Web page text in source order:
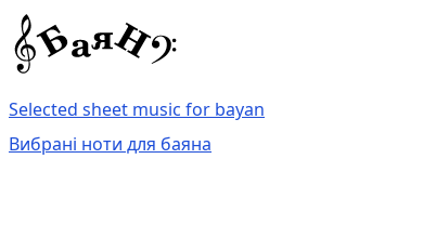
Selected sheet music for bayan
Вибрані ноти для баяна